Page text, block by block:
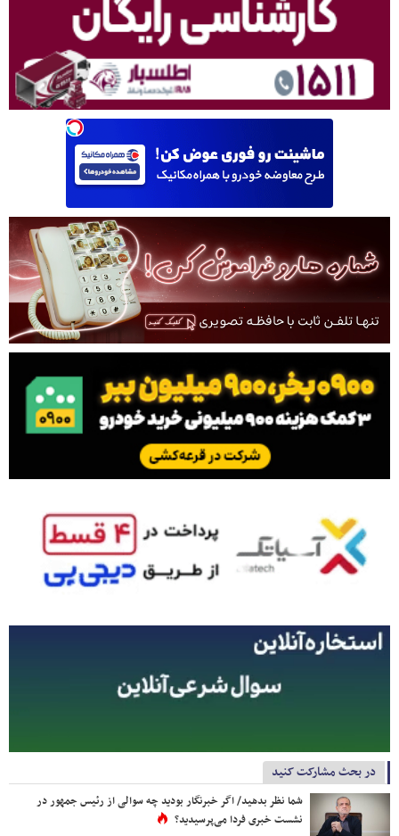
در بحث مشارکت کنید
شما نظر بدهید/ اگر خبرنگار بودید چه سوالی از رئیس جمهور در
نشست خبری فردا می‌پرسیدید؟